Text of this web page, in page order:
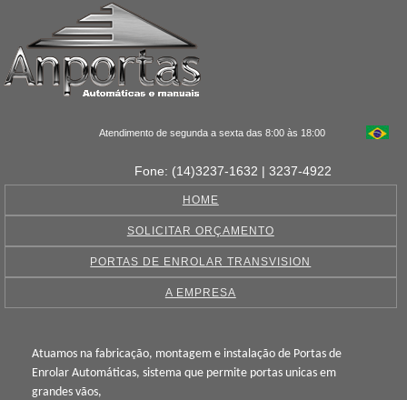
Atendimento de segunda a sexta das 8:00 às 18:00
Fone: (14)3237-1632 | 3237-4922
HOME
SOLICITAR ORÇAMENTO
PORTAS DE ENROLAR TRANSVISION
A EMPRESA
Atuamos na fabricação, montagem e instalação de Portas de
Enrolar Automáticas, sistema que permite portas unicas em
grandes vãos,